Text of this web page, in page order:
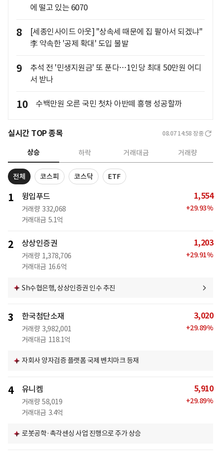
에 떨고 있는 6070
8
[세종인사이드 아웃] "상속세 때문에 집 팔아서 되겠냐"
李 약속한 '공제 확대' 도입 불발
9
추석 전 '민생지원금' 또 푼다…1인당 최대 50만원 어디
서 받나
10 수백만원 오른 국민 첫차 아반떼 흥행 성공할까
실시간 TOP 종목 08.07 14:58 장중
상승 하락 거래대금 거래량
전체 코스피 코스닥 ETF
1 윙입푸드
거래량 332,068
거래대금 5.1억
1,554
+29.93%
2 상상인증권
거래량 1,378,706
거래대금 16.6억
1,203
+29.91%
Sh수협은행, 상상인증권 인수 추진
3 한국첨단소재
거래량 3,982,001
거래대금 118.1억
3,020
+29.89%
자회사 양자검증 플랫폼 국제 벤치마크 등재
4 유니켐
거래량 58,019
거래대금 3.4억
5,910
+29.89%
로봇공학·촉각센싱 사업 진행으로 주가 상승